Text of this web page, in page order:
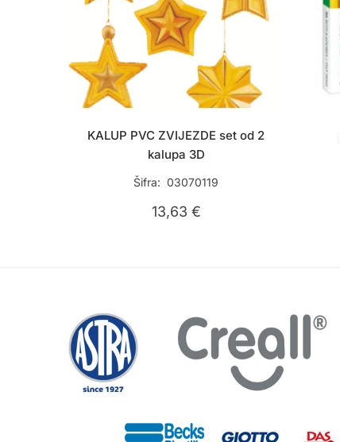
KALUP PVC ZVIJEZDE set od 2
kalupa 3D
Šifra: 03070119
13,63 €